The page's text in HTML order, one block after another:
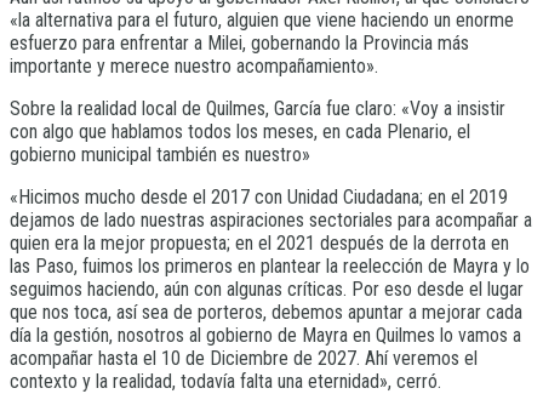
«la alternativa para el futuro, alguien que viene haciendo un enorme
esfuerzo para enfrentar a Milei, gobernando la Provincia más
importante y merece nuestro acompañamiento».
Sobre la realidad local de Quilmes, García fue claro: «Voy a insistir
con algo que hablamos todos los meses, en cada Plenario, el
gobierno municipal también es nuestro»
«Hicimos mucho desde el 2017 con Unidad Ciudadana; en el 2019
dejamos de lado nuestras aspiraciones sectoriales para acompañar a
quien era la mejor propuesta; en el 2021 después de la derrota en
las Paso, fuimos los primeros en plantear la reelección de Mayra y lo
seguimos haciendo, aún con algunas críticas. Por eso desde el lugar
que nos toca, así sea de porteros, debemos apuntar a mejorar cada
día la gestión, nosotros al gobierno de Mayra en Quilmes lo vamos a
acompañar hasta el 10 de Diciembre de 2027. Ahí veremos el
contexto y la realidad, todavía falta una eternidad», cerró.